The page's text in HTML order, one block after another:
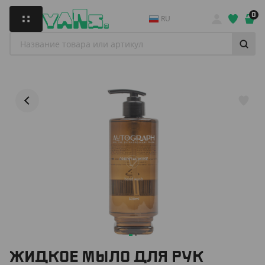
RU 0
ЖИДКОЕ МЫЛО ДЛЯ РУК